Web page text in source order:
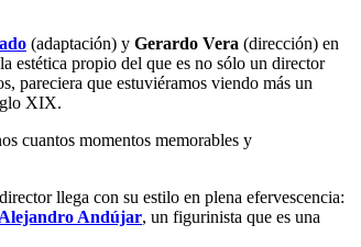
(adaptación) y Gerardo Vera (dirección) en
estética propio del que es no sólo un director
pareciera que estuviéramos viendo más un
XIX.
cuantos momentos memorables y
llega con su estilo en plena efervescencia:
Alejandro Andújar, un figurinista que es una